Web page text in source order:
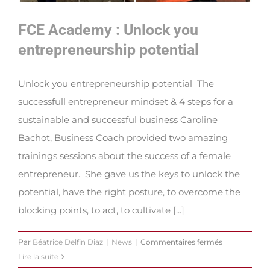
FCE Academy : Unlock you
entrepreneurship potential
Unlock you entrepreneurship potential The
successfull entrepreneur mindset & 4 steps for a
sustainable and successful business Caroline
Bachot, Business Coach provided two amazing
trainings sessions about the success of a female
entrepreneur. She gave us the keys to unlock the
potential, have the right posture, to overcome the
blocking points, to act, to cultivate [...]
Par Béatrice Delfin Diaz | News | Commentaires ferméssur
Lire la suite